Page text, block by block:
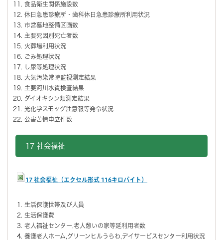
食品衛生関係施設数
休日急患診療所・歯科休日急患診療所利用状況
市営墓地整備区画数
主要死因別死亡者数
火葬場利用状況
ごみ処理状況
し尿等処理状況
大気汚染常時監視測定結果
主要河川水質検査結果
ダイオキシン類測定結果
光化学スモッグ注意報等発令状況
公害苦情申立件数
17 社会福祉
17 社会福祉（エクセル形式 116キロバイト）
生活保護世帯及び人員
生活保護費
老人福祉センター,老人憩いの家等延利用者数
養護老人ホーム,グリーンヒルうらわ,デイサービスセンター利用状況